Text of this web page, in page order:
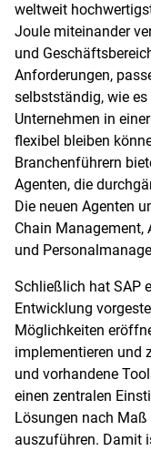
weltweit
Joule miteinander
und
Anforderungen,
selbstständig, wie
Unternehmen in
flexibel bleiben
Branchenführern
Agenten, die
Die neuen Agenten
Chain Management,
und
Schließlich hat SAP
Entwicklung
Möglichkeiten
implementieren und
und vorhandene
einen zentralen
Lösungen nach Maß
auszuführen. Damit